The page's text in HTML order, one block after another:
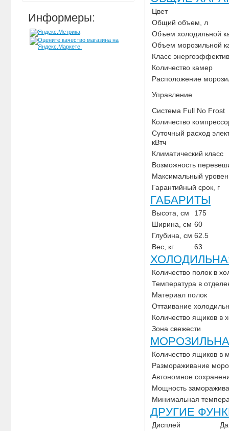
Информеры:
Цвет
Общий объем, л
Объем холодильной
Объем морозильной
Класс
Количество камер
Расположение
Управление
Система Full No Frost
Количество
Суточный расход
кВтч
Климатический класс
Возможность
Максимальный
Гарантийный срок, г
ГАБАРИТЫ
Высота, см
175
Ширина, см 60
Глубина, см 62.5
Вес, кг
63
Количество полок в
Температура в
Материал полок
Оттаивание
Количество ящиков в
Зона свежести
Количество ящиков в
Размораживание
Автономное
Мощность
Минимальная
ДРУГИЕ
Дисплей Да